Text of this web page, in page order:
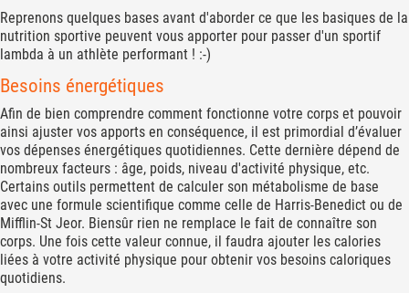
Reprenons quelques bases avant d'aborder ce que les basiques de la
nutrition sportive peuvent vous apporter pour passer d'un sportif
lambda à un athlète performant ! :-)
Besoins énergétiques
Afin de bien comprendre comment fonctionne votre corps et pouvoir
ainsi ajuster vos apports en conséquence, il est primordial d’évaluer
vos dépenses énergétiques quotidiennes. Cette dernière dépend de
nombreux facteurs : âge, poids, niveau d'activité physique, etc.
Certains outils permettent de calculer son métabolisme de base
avec une formule scientifique comme celle de Harris-Benedict ou de
Mifflin-St Jeor. Biensûr rien ne remplace le fait de connaître son
corps. Une fois cette valeur connue, il faudra ajouter les calories
liées à votre activité physique pour obtenir vos besoins caloriques
quotidiens.